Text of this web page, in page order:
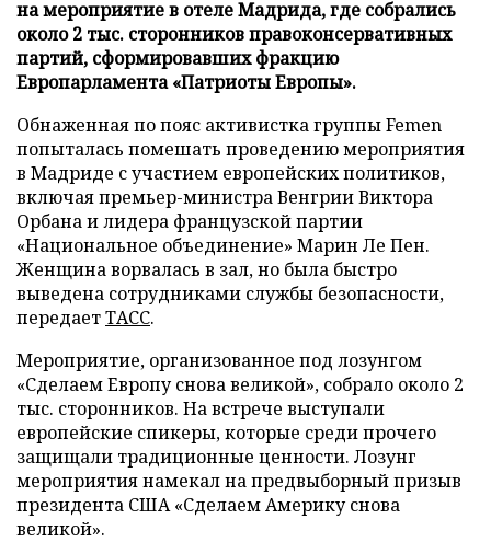
на мероприятие в отеле Мадрида, где собрались
около 2 тыс. сторонников правоконсервативных
партий, сформировавших фракцию
Европарламента «Патриоты Европы».
Обнаженная по пояс активистка группы Femen
попыталась помешать проведению мероприятия
в Мадриде с участием европейских политиков,
включая премьер-министра Венгрии Виктора
Орбана и лидера французской партии
«Национальное объединение» Марин Ле Пен.
Женщина ворвалась в зал, но была быстро
выведена сотрудниками службы безопасности,
передаетТАСС.
Мероприятие, организованное под лозунгом
«Сделаем Европу снова великой», собрало около 2
тыс. сторонников. На встрече выступали
европейские спикеры, которые среди прочего
защищали традиционные ценности. Лозунг
мероприятия намекал на предвыборный призыв
президента США «Сделаем Америку снова
великой».